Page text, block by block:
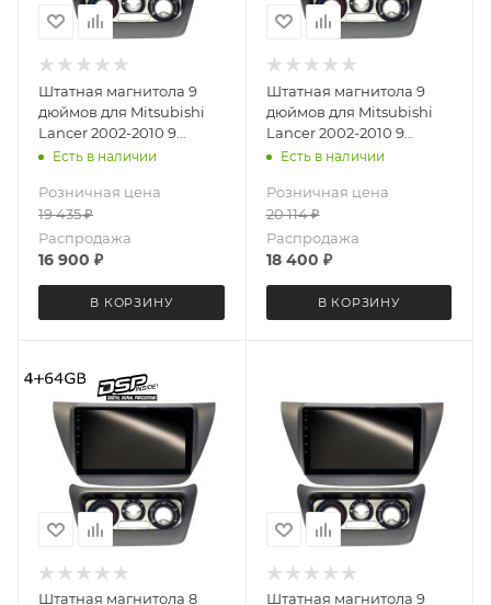
Штатная магнитола 9
дюймов для Mitsubishi
Lancer 2002-2010 9
поколение с нижней
Android 12 UIS8581A
QLED 6+128 Gb
Есть в наличии
Розничная цена
19 435₽
Распродажа
16 900 ₽
В КОРЗИНУ
Штатная магнитола 9
дюймов для Mitsubishi
Lancer 2002-2010 9
поколение с нижней
3347-6829 Android 13
4+64 Gb 8 ядер Unisoc
9863A DSP
Есть в наличии
Розничная цена
20 114₽
Распродажа
18 400 ₽
В КОРЗИНУ
Штатная магнитола 8
Штатная магнитола 9